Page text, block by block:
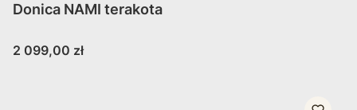
Donica NAMI terakota
Cena
2 099,00 zł